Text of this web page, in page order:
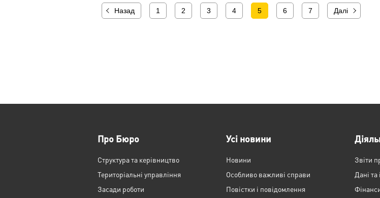
Назад 1 2 3 4 5 6 7 Далі
Про Бюро
Структура та керівництво
Територіальні управління
Засади роботи
Усі новини
Новини
Особливо важливі справи
Повістки і повідомлення
Звіти
Дані та